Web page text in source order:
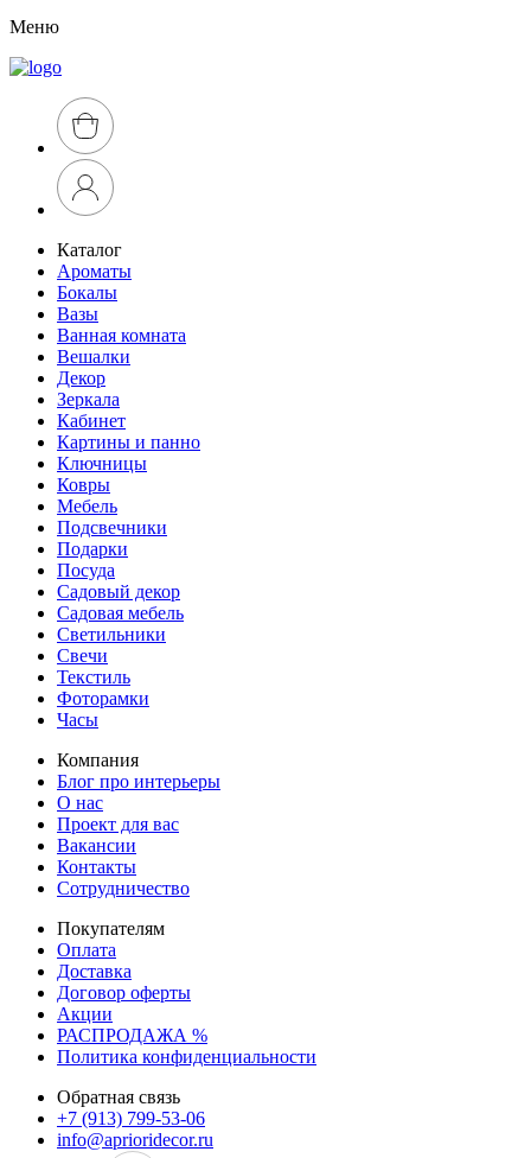
Меню
Каталог
Ароматы
Бокалы
Вазы
Ванная комната
Вешалки
Декор
Зеркала
Кабинет
Картины и панно
Ключницы
Ковры
Мебель
Подсвечники
Подарки
Посуда
Садовый декор
Садовая мебель
Светильники
Свечи
Текстиль
Фоторамки
Часы
Компания
Блог про интерьеры
О нас
Проект для вас
Вакансии
Контакты
Сотрудничество
Покупателям
Оплата
Доставка
Договор оферты
Акции
РАСПРОДАЖА %
Политика конфиденциальности
Обратная связь
+7 (913) 799-53-06
info@aprioridecor.ru